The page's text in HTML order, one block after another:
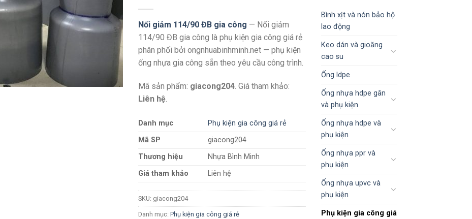
Nối giảm 114/90 ĐB gia công — Nối giảm
114/90 ĐB gia công là phụ kiện gia công giá rẻ
phân phối bởi ongnhuabinhminh.net — phụ kiện
ống nhựa gia công sẵn theo yêu cầu công trình.
Mã sản phẩm: giacong204 . Giá tham khảo:
Liên hệ
Danh mục
Phụ kiện gia công giá rẻ
Mã SP
giacong204
Thương hiệu
Nhựa Bình Minh
Giá tham khảo
Liên hệ
SKU: giacong204
Danh mục: Phụ kiện gia công giá rẻ
Bình xịt và nón bảo hộ
lao động
Keo dán và gioăng
cao su
Ống ldpe
Ống nhựa hdpe gân
và phụ kiện
Ống nhựa hdpe và
phụ kiện
Ống nhựa ppr và
phụ kiện
Ống nhựa upvc và
phụ kiện
Phụ kiện gia công giá